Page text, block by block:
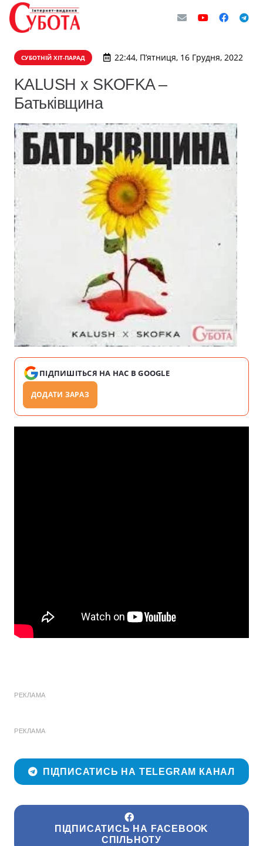
СУБОТНІЙ ХІТ-ПАРАД 22:44, П’ятниця, 16 Грудня, 2022
KALUSH x SKOFKA –
Батьківщина
ПІДПИШІТЬСЯ НА НАС В GOOGLE
ДОДАТИ ЗАРАЗ
РЕКЛАМА
РЕКЛАМА
ПІДПИСАТИСЬ НА TELEGRAM КАНАЛ
ПІДПИСАТИСЬ НА FACEBOOK
СПІЛЬНОТУ